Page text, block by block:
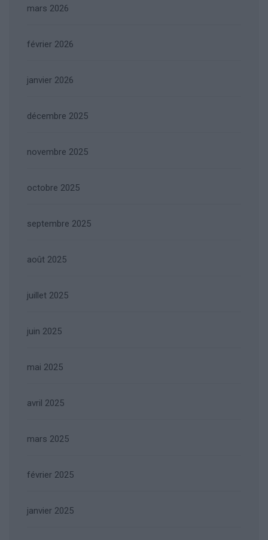
mars 2026
février 2026
janvier 2026
décembre 2025
novembre 2025
octobre 2025
septembre 2025
août 2025
juillet 2025
juin 2025
mai 2025
avril 2025
mars 2025
février 2025
janvier 2025